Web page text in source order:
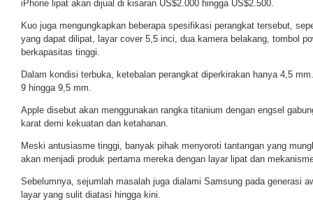
iPhone lipat akan dijual di kisaran US$2.000 hingga US$2.500.
Kuo juga mengungkapkan beberapa spesifikasi perangkat tersebut,
yang dapat dilipat, layar cover 5,5 inci, dua kamera belakang, tombol
berkapasitas tinggi.
Dalam kondisi terbuka, ketebalan perangkat diperkirakan hanya 4,5
9 hingga 9,5 mm.
Apple disebut akan menggunakan rangka titanium dengan engsel
karat demi kekuatan dan ketahanan.
Meski antusiasme tinggi, banyak pihak menyoroti tantangan yang
akan menjadi produk pertama mereka dengan layar lipat dan
Sebelumnya, sejumlah masalah juga dialami Samsung pada generasi
layar yang sulit diatasi hingga kini.